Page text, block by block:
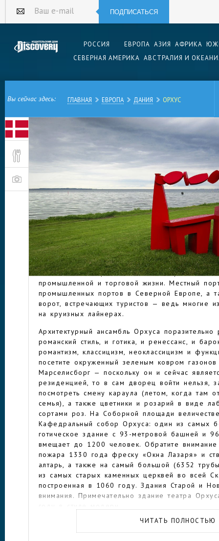
Ваш e-mail ПОДПИСАТЬСЯ
РОССИЯ ЕВРОПА АЗИЯ АФРИКА
СЕВЕРНАЯ АМЕРИКА АВСТРАЛИЯ И
Вы сейчас здесь: ГЛАВНАЯ ЕВРОПА ДАНИЯ ОРХУС
ОРХУС
Дания — страна древних городов с
одновременно, как и другие скандинавские
современная и быстро развивающаяся.
полуострова Ютландия, второй по величине
по важности порт, город Орхус, как раз
это может сочетаться — атмосфера старины
торговое развитие, насыщенная культурная
улочек. Словом, в Орхусе красиво, интересно
История Орхуса насчитывает более 1000 лет
в документах в 948 году. Активно
эпидемию чумы в XIV веке и сражения
Его современную историю развития можно
века, когда постройка железной дороги
промышленной и торговой жизни. Местный
промышленных портов в Северной Европе, а
ворот, встречающих туристов — ведь многие
на круизных лайнерах.
Архитектурный ансамбль Орхуса
романский стиль, и готика, и ренессанс, и
романтизм, классицизм, неоклассицизм и
посетите окруженный зеленым ковром
Марселисборг — поскольку он и сейчас
резиденцией, то в сам дворец войти нельзя,
посмотреть смену караула (летом, когда там
семья), а также цветники и розарий в виде
сортами роз. На Соборной площади
Кафедральный собор Орхуса: один из самых
готическое здание с 93-метровой башней и
вмещает до 1200 человек. Обратите
пожара 1330 года фреску «Окна Лазаря» и
алтарь, а также на самый большой (6352
из самых старых каменных церквей во всей
построенная в 1060 году. Здания Старой и
внимания. Примечательно здание театра
Вообще же главная городская
Старый город Орхуса (Ден Гамле Бю),
ЧИТАТЬ ПОЛНОСТЬЮ